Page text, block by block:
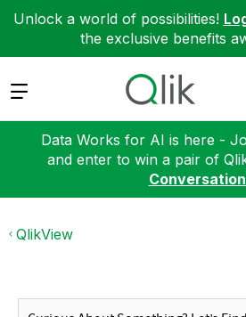
Unlock a world of possibilities!
the exclusive benefits
Expand
Data Works for AI is here -
and enter to win a pair of
QlikView